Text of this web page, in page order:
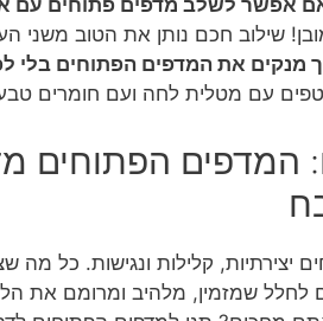
אפשר לשלב מדפים פתוחים עם
שילוב חכם נותן את הטוב משני
מנקים את המדפים הפתוחים בלי
עם מטלית לחה ועם חומרים
המדפים הפתוחים
יצירתיות, קלילות ונגישות. כל
לחלל שמזמין, מלהיב ומרומם את